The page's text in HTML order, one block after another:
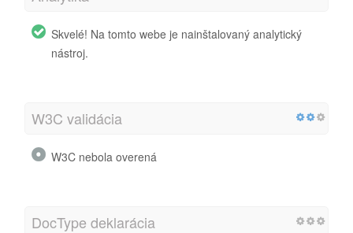
Skvelé! Na tomto webe je nainštalovaný analytický
nástroj.
W3C validácia
W3C nebola overená
DocType deklarácia